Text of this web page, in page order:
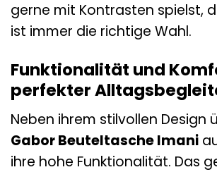
gerne mit Kontrasten spielst,
ist immer die richtige Wahl.
Funktionalität und
perfekter
Neben ihrem stilvollen Design
Gabor Beuteltasche Imani
ihre hohe Funktionalität. Das